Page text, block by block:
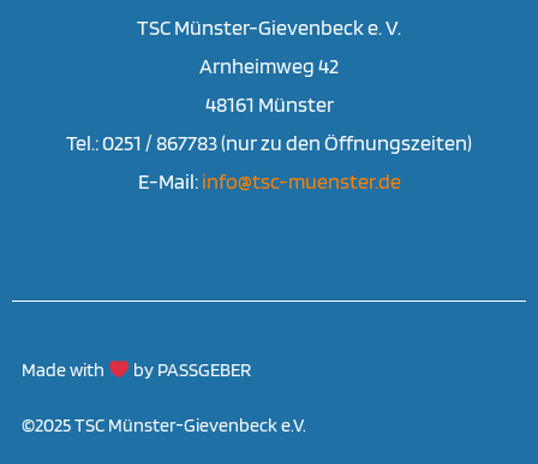
TSC Münster-Gievenbeck e. V.
Arnheimweg 42
48161 Münster
Tel.: 0251 / 867783 (nur zu den Öffnungszeiten)
E-Mail:info@tsc-muenster.de
Made with by PASSGEBER
©2025 TSC Münster-Gievenbeck e.V.